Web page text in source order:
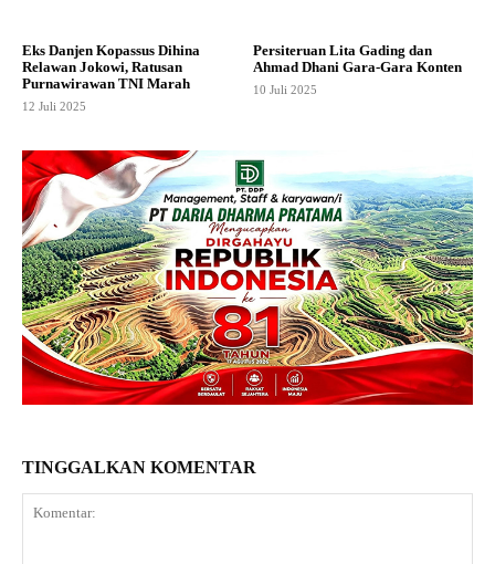
Eks Danjen Kopassus Dihina
Relawan Jokowi, Ratusan
Purnawirawan TNI Marah
12 Juli 2025
Persiteruan Lita Gading dan
Ahmad Dhani Gara-Gara Konten
10 Juli 2025
TINGGALKAN KOMENTAR